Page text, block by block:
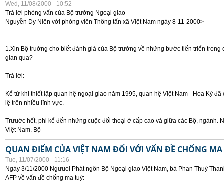
Wed, 11/08/2000 - 10:52
Trả lời phỏng vấn của Bộ trưởng Ngoại giao
Nguyễn Dy Niên với phóng viên Thông tấn xã Việt Nam ngày 8-11-2000>
1.Xin Bộ truởng cho biết đánh giá của Bộ trưởng về những bước tiến triển trong
gian qua?
Trả lời:
Kể từ khi thiết lập quan hệ ngoại giao năm 1995, quan hệ Việt Nam - Hoa Kỳ
lệ trên nhiều lĩnh vực.
Trưuớc hết, phi kể đến những cuộc đối thoại ở cấp cao và giữa các Bộ, ngành.
Việt Nam. Bộ
QUAN ĐIỂM CỦA VIỆT NAM ĐỐI VỚI VẤN ĐỀ CHỐNG MA
Tue, 11/07/2000 - 11:16
Ngày 3/11/2000 Ngưuoi Phát ngôn Bộ Ngoại giao Việt Nam, bà Phan Thuý
AFP về vấn đề chống ma tuý: